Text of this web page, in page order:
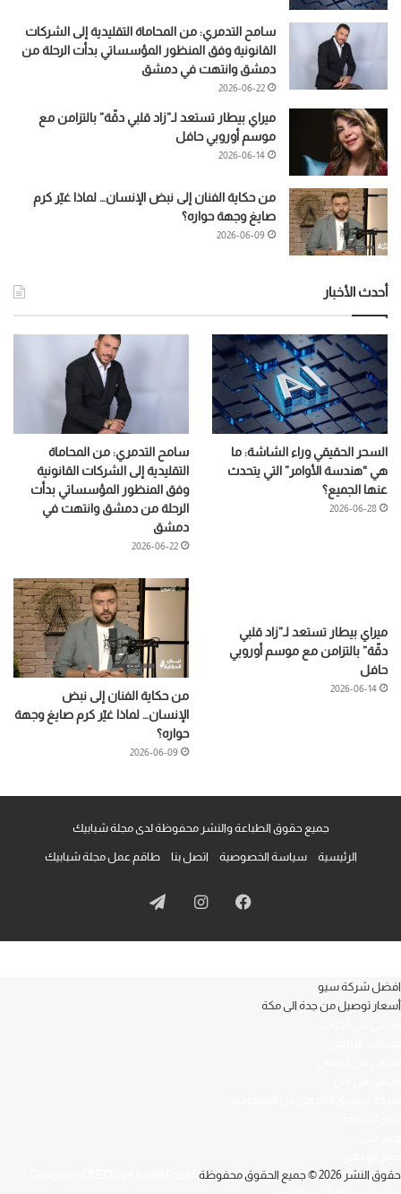
سامح التدمري: من المحاماة التقليدية إلى الشركات
القانونية وفق المنظور المؤسساتي بدأت الرحلة من
دمشق وانتهت في دمشق
2026-06-22
ميراي بيطار تستعد لـ”زاد قلبي دقّة” بالتزامن مع
موسم أوروبي حافل
2026-06-14
من حكاية الفنان إلى نبض الإنسان… لماذا غيّر كرم
صايغ وجهة حواره؟
2026-06-09
أحدث الأخبار
السحر الحقيقي وراء الشاشة: ما
هي “هندسة الأوامر” التي يتحدث
عنها الجميع؟
2026-06-28
سامح التدمري: من المحاماة
التقليدية إلى الشركات القانونية
وفق المنظور المؤسساتي بدأت
الرحلة من دمشق وانتهت في
دمشق
2026-06-22
ميراي بيطار تستعد لـ”زاد قلبي
دقّة” بالتزامن مع موسم أوروبي
حافل
2026-06-14
من حكاية الفنان إلى نبض
الإنسان… لماذا غيّر كرم صايغ وجهة
حواره؟
2026-06-09
جميع حقوق الطباعة والنشر محفوظة لدى مجلة شبابيك
الرئيسية سياسة الخصوصية اتصل بنا طاقم عمل مجلة شبابيك
فيسبوكانستقرامتيلقرام
افضل شركة سيو
أسعار توصيل من جدة الى مكة
حقوق النشر 2026 © جميع الحقوق محفوظة